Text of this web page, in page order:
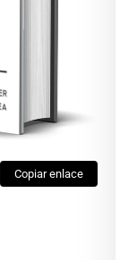
Copiar enlace